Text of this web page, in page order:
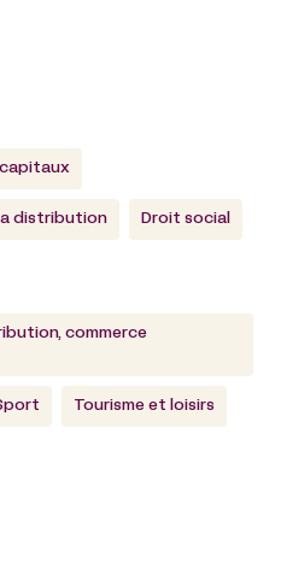
capitaux
distribution Droit social
commerce
Tourisme et loisirs